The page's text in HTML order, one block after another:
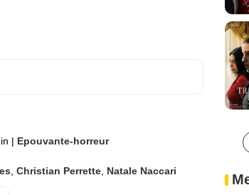
| Epouvante-horreur
, Christian Perrette, Natale Naccari